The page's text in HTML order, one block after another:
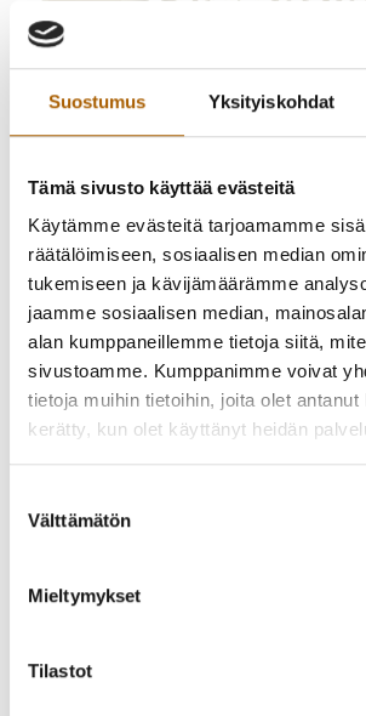
Suostumus Yksityiskohdat
Tämä sivusto käyttää evästeitä
Käytämme evästeitä tarjoamamme
räätälöimiseen, sosiaalisen median
tukemiseen ja kävijämäärämme
jaamme sosiaalisen median,
alan kumppaneillemme tietoja siitä,
sivustoamme. Kumppanimme voivat
tietoja muihin tietoihin, joita olet antanut
kerätty, kun olet käyttänyt heidän
valinta
Välttämätön
Mieltymykset
Tilastot
Vuonna 2024 Tyrnävän upea